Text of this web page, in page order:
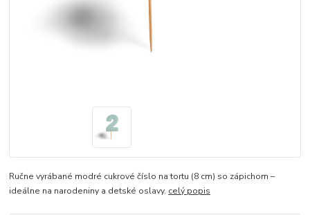
Ručne vyrábané modré cukrové číslo na tortu (8 cm) so zápichom –
ideálne na narodeniny a detské oslavy. celý popis